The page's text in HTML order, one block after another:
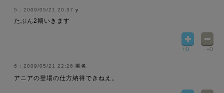
2009/05/21 20:37 y
たぶん2期いきます
+0 -0
2009/05/21 22:26 匿名
アニアの登場の仕方納得できねえ。